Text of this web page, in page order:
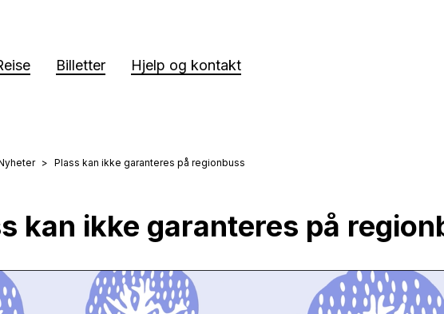
Billetter Hjelp og kontakt
Plass kan ikke garanteres på regionbuss
kan ikke garanteres på